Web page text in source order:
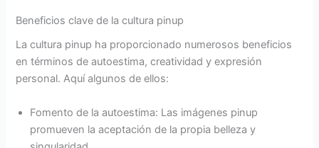
Beneficios clave de la cultura pinup
La cultura pinup ha proporcionado numerosos beneficios
en términos de autoestima, creatividad y expresión
personal. Aquí algunos de ellos:
Fomento de la autoestima: Las imágenes pinup
promueven la aceptación de la propia belleza y